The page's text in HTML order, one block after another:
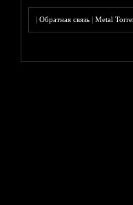
|Обратная связь |Metal